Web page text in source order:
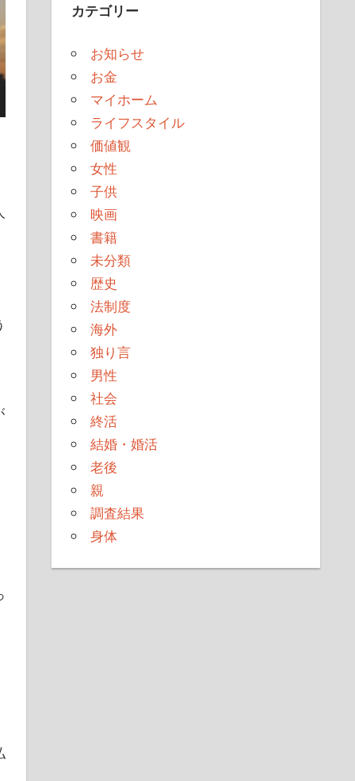
カテゴリー
お知らせ
お金
マイホーム
ライフスタイル
価値観
女性
子供
映画
書籍
未分類
歴史
法制度
海外
独り言
男性
社会
終活
結婚・婚活
老後
親
調査結果
身体